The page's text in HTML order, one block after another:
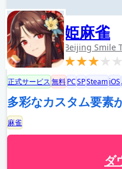
姫麻雀
Beijing Smile
正式サービス無料PCSPSteamiOS
多彩なカスタム要素
麻雀
ダ